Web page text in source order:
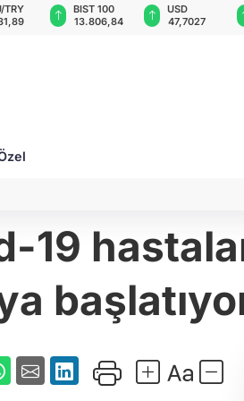
100
USD
47,7027
EUR
55,0452
19